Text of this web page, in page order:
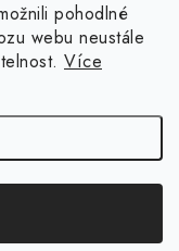
pohodlné
webu neustále
Více
technika
vyhrazena.